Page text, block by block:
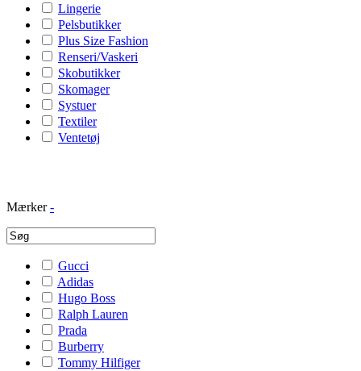
Lingerie
Pelsbutikker
Plus Size Fashion
Renseri/Vaskeri
Skobutikker
Skomager
Systuer
Textiler
Ventetøj
Mærker -
Gucci
Adidas
Hugo Boss
Ralph Lauren
Prada
Burberry
Tommy Hilfiger